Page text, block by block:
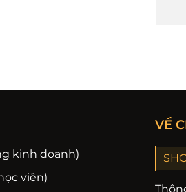
kinh doanh)
viên)
VỀ